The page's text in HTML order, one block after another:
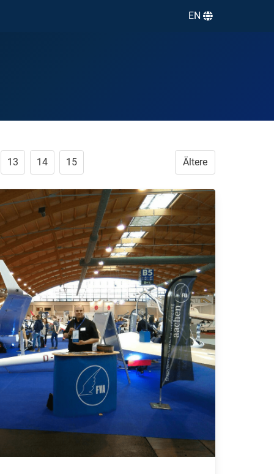
EN
Ältere
13 14 15